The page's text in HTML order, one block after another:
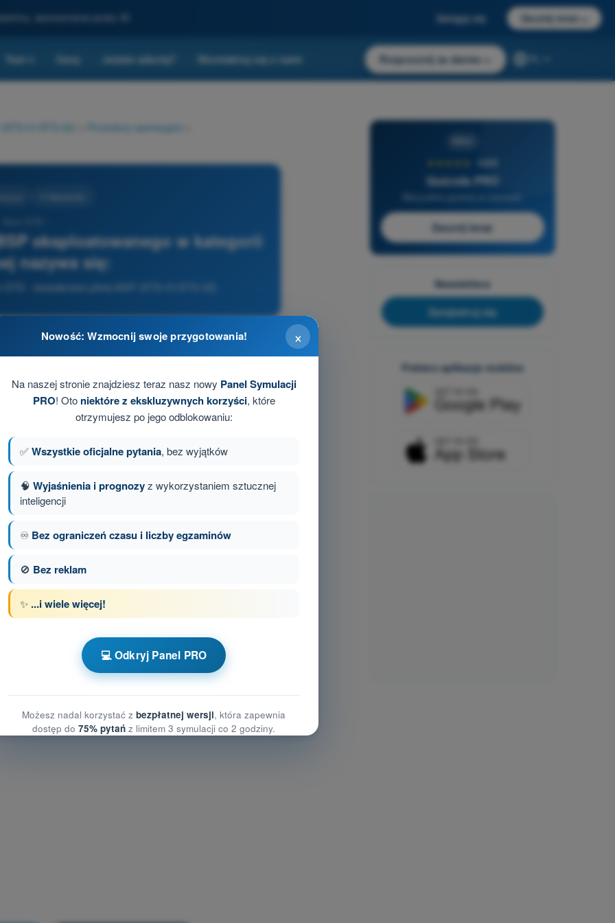
wzmocnione przez AI Zaloguj się Zacznij teraz
Test Ceny Jesteś szkołą? Skontaktuj się z nami Rozpocznij za darmo
01/STS-02) Procedury operacyjne
eksploatowanego w kategorii
nazywa się:
- świadectwo pilota BSP (STS-01/STS-02)
przez ULC co dwa lata
że BSP przez cały okres eksploatacji
producenta
po każdym locie
usług U-space
89 z 96 Następne pytanie
czasowym Dron STS - świadectwo
Pytania treningowe Dron STS - Procedury operacyjne
4,6/5
Quizvds PRO
Zacznij teraz
Newslettera
Zarejestruj się
Pobierz aplikacje mobilne
×
Nowość: Wzmocnij swoje przygotowania!
Na naszej stronie znajdziesz teraz nasz nowy Panel Symulacji
PRO! Oto niektóre z ekskluzywnych korzyści, które
otrzymujesz po jego odblokowaniu:
✅Wszystkie oficjalne pytania, bez wyjątków
🧠 Wyjaśnienia i prognozyz wykorzystaniem sztucznej
inteligencji
♾️ Bez ograniczeń czasu i liczby egzaminów
🚫 Bez reklam
✨ ...i wiele więcej!
💻 Odkryj Panel PRO
Możesz nadal korzystać z bezpłatnej wersji, która zapewnia
dostęp do 75% pytań z limitem 3 symulacji co 2 godziny.